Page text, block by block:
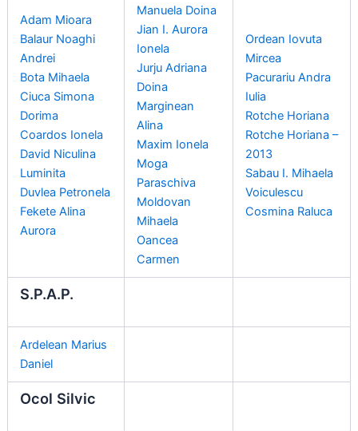
Adam Mioara
Balaur Noaghi
Andrei
Bota Mihaela
Ciuca Simona
Dorima
Coardos Ionela
David Niculina
Luminita
Duvlea Petronela
Fekete Alina
Aurora
Manuela Doina
Jian I. Aurora
Ionela
Jurju Adriana
Doina
Marginean
Alina
Maxim Ionela
Moga
Paraschiva
Moldovan
Mihaela
Oancea
Carmen
Ordean Iovuta
Mircea
Pacurariu Andra
Iulia
Rotche Horiana
Rotche Horiana –
2013
Sabau I. Mihaela
Voiculescu
Cosmina Raluca
S.P.A.P.
Ardelean Marius
Daniel
Ocol Silvic